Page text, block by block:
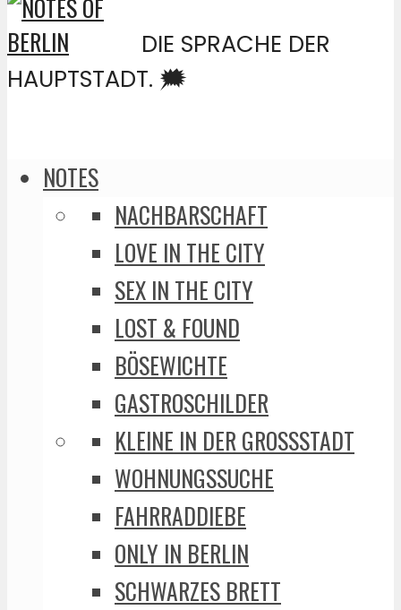
DIE SPRACHE DER
HAUPTSTADT. 🗯️
NOTES
NACHBARSCHAFT
LOVE IN THE CITY
SEX IN THE CITY
LOST & FOUND
BÖSEWICHTE
GASTROSCHILDER
KLEINE IN DER GROSSSTADT
WOHNUNGSSUCHE
FAHRRADDIEBE
ONLY IN BERLIN
SCHWARZES BRETT